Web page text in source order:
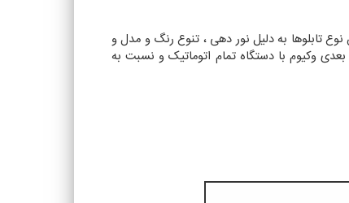
تابلوها به دلیل نور دهی ، تنوع رنگ و مدل و
وکیوم با دستگاه تمام اتوماتیک و نسبت به